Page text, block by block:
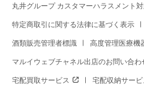
丸井グループ カスタマーハラスメント
特定商取引に関する法律に基づく表示
酒類販売管理者標識 高度管理医療機
マルイウェブチャネル出店のお問い合わ
宅配買取サービス 宅配収納サービ